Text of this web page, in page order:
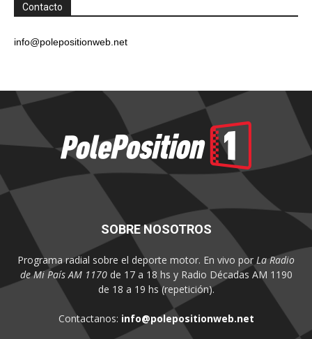
Contacto
info@polepositionweb.net
SOBRE NOSOTROS
Programa radial sobre el deporte motor. En vivo por La Radio
de Mi País AM 1170de 17 a 18 hs y Radio Décadas AM 1190
de 18 a 19 hs (repetición).
Contactanos: info@polepositionweb.net